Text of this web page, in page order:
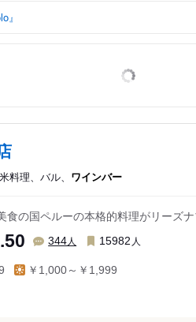
料理、バル、 ワインバー
食の国ペルーの本格的料理がリーズ
344人 15982 人
￥1,000～￥1,999